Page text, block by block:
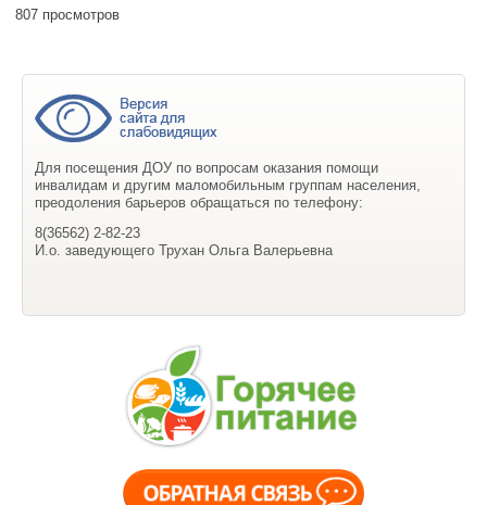
807 просмотров
Для посещения ДОУ по вопросам оказания помощи
инвалидам и другим маломобильным группам населения,
преодоления барьеров обращаться по телефону:
8(36562) 2-82-23
И.о. заведующего Трухан Ольга Валерьевна